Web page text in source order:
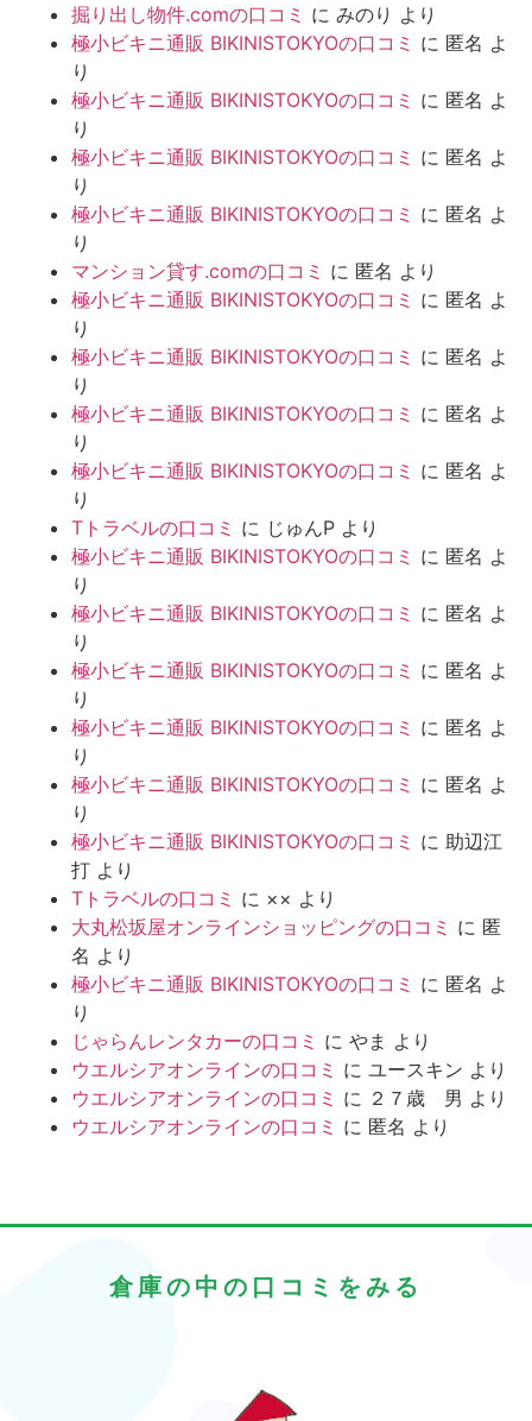
掘り出し物件.comの口コミ に みのり より
極小ビキニ通販 BIKINISTOKYOの口コミ に 匿名 よ
り
極小ビキニ通販 BIKINISTOKYOの口コミ に 匿名 よ
り
極小ビキニ通販 BIKINISTOKYOの口コミ に 匿名 よ
り
極小ビキニ通販 BIKINISTOKYOの口コミ に 匿名 よ
り
マンション貸す.comの口コミ に 匿名 より
極小ビキニ通販 BIKINISTOKYOの口コミ に 匿名 よ
り
極小ビキニ通販 BIKINISTOKYOの口コミ に 匿名 よ
り
極小ビキニ通販 BIKINISTOKYOの口コミ に 匿名 よ
り
極小ビキニ通販 BIKINISTOKYOの口コミ に 匿名 よ
り
Tトラベルの口コミ に じゅんP より
極小ビキニ通販 BIKINISTOKYOの口コミ に 匿名 よ
り
極小ビキニ通販 BIKINISTOKYOの口コミ に 匿名 よ
り
極小ビキニ通販 BIKINISTOKYOの口コミ に 匿名 よ
り
極小ビキニ通販 BIKINISTOKYOの口コミ に 匿名 よ
り
極小ビキニ通販 BIKINISTOKYOの口コミ に 匿名 よ
り
極小ビキニ通販 BIKINISTOKYOの口コミ に 助辺江
打 より
Tトラベルの口コミ に ×× より
大丸松坂屋オンラインショッピングの口コミ に 匿
名 より
極小ビキニ通販 BIKINISTOKYOの口コミ に 匿名 よ
り
じゃらんレンタカーの口コミ に やま より
ウエルシアオンラインの口コミ に ユースキン より
ウエルシアオンラインの口コミ に ２７歳 男 より
ウエルシアオンラインの口コミ に 匿名 より
倉庫の中の口コミをみる